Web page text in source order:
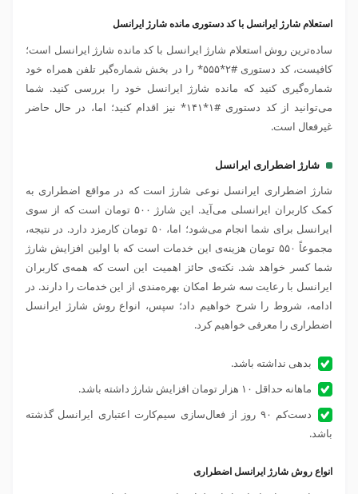
استعلام شارژ ایرانسل با کد دستوری مانده شارژ ایرانسل
ساده‌ترین روش استعلام شارژ ایرانسل با کد مانده شارژ ایرانسل است؛
کافیست، کد دستوری #۲*۵۵۵* را در بخش شماره‌گیر تلفن همراه خود
شماره‌گیری کنید که مانده شارژ ایرانسل خود را بررسی کنید. شما
می‌توانید از کد دستوری #۱*۱۴۱* نیز اقدام کنید؛ اما، در حال حاضر
غیرفعال است.
شارژ اضطراری ایرانسل
شارژ اضطراری ایرانسل نوعی شارژ است که در مواقع اضطراری به
کمک کاربران ایرانسلی می‌آید. این شارژ ۵۰۰ تومان است که از سوی
ایرانسل برای شما انجام می‌شود؛ اما، ۵۰ تومان کارمزد دارد. در نتیجه،
مجموعاً ۵۵۰ تومان هزینه‌ی این خدمات است که با اولین افزایش شارژ
شما کسر خواهد شد. نکته‌ی حائز اهمیت این است که همه‌ی کاربران
ایرانسل با رعایت سه شرط امکان بهره‌مندی از این خدمات را دارند. در
ادامه، شروط را شرح خواهیم داد؛ سپس، انواع روش شارژ ایرانسل
اضطراری را معرفی خواهیم کرد.
بدهی نداشته باشد.
ماهانه حداقل ۱۰ هزار تومان افزایش شارژ داشته باشد.
دست‌کم ۹۰ روز از فعال‌سازی سیم‌کارت اعتباری ایرانسل گذشته
باشد.
انواع روش شارژ ایرانسل اضطراری